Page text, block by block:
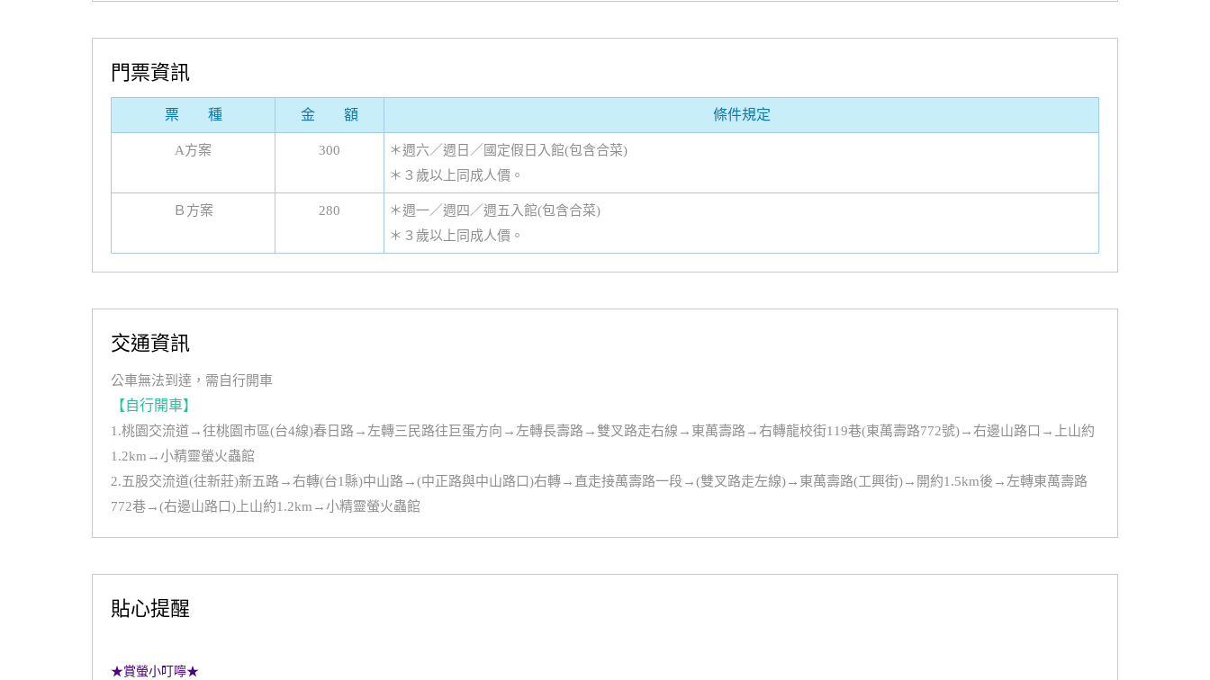
門票資訊
票 種 金 額 條件規定
A方案 300
＊週六／週日／國定假日入館(包含合菜)
＊３歲以上同成人價。
Ｂ方案 280
＊週一／週四／週五入館(包含合菜)
＊３歲以上同成人價。
交通資訊
公車無法到達，需自行開車
【自行開車】
1.桃園交流道→往桃園市區(台4線)春日路→左轉三民路往巨蛋方向→左轉長壽路→雙叉路走右線→東萬壽路→右轉龍校街119巷(東萬壽路772號)→右邊山路口→上山約
1.2km→小精靈螢火蟲館
2.五股交流道(往新莊)新五路→右轉(台1縣)中山路→(中正路與中山路口)右轉→直走接萬壽路一段→(雙叉路走左線)→東萬壽路(工興街)→開約1.5km後→左轉東萬壽路
772巷→(右邊山路口)上山約1.2km→小精靈螢火蟲館
貼心提醒
★賞螢小叮嚀★